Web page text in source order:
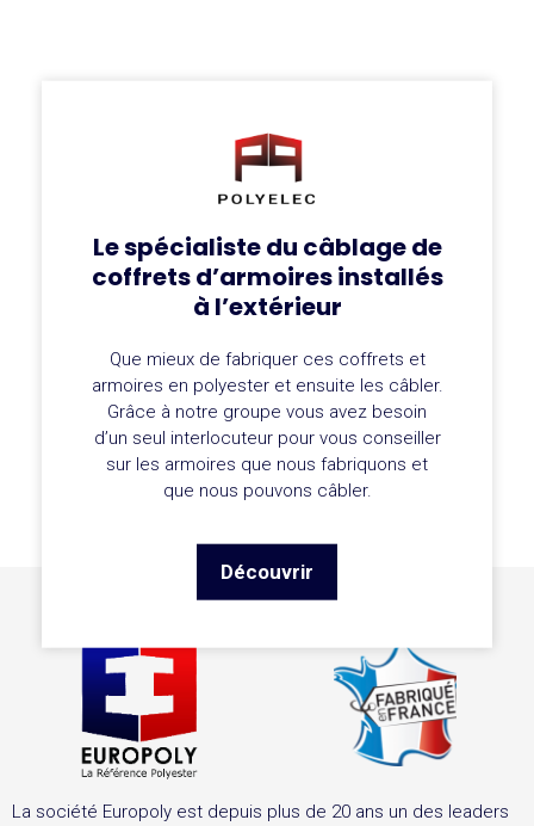
Le spécialiste du câblage de
coffrets d’armoires installés
à l’extérieur
Que mieux de fabriquer ces coffrets et
armoires en polyester et ensuite les câbler.
Grâce à notre groupe vous avez besoin
d’un seul interlocuteur pour vous conseiller
sur les armoires que nous fabriquons et
que nous pouvons câbler.
Découvrir
La société Europoly est depuis plus de 20 ans un des leaders